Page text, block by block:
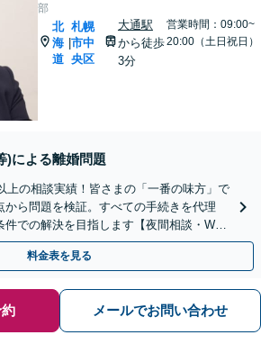
部
北
海
道
札幌
市中
央区
大通駅
から徒歩
3分
営業時間：09:00~
20:00（土日祝日）
)による離婚問題
上の相談実績！皆さまの「一番の味方」で
ら問題を検証。すべての手続きを代理
での解決を目指します【夜間相談・WEB
厳守】
料金表を見る
メールでお問い合わせ